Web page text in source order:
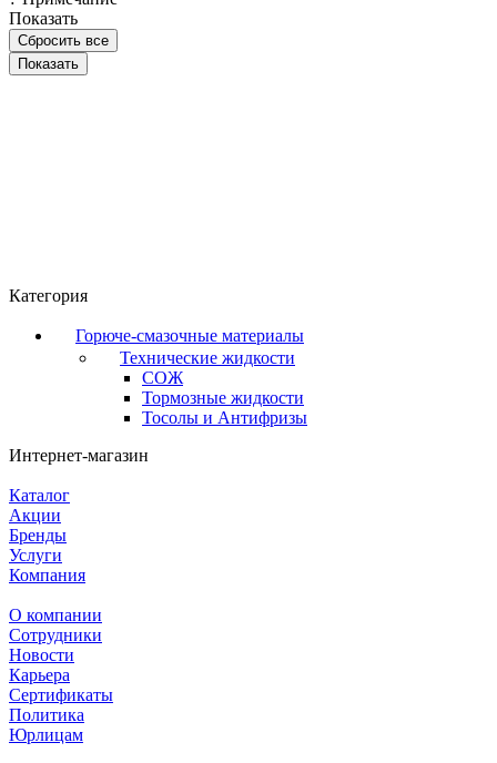
Показать
Сбросить все
Категория
Горюче-смазочные материалы
Технические жидкости
СОЖ
Тормозные жидкости
Тосолы и Антифризы
Интернет-магазин
Каталог
Акции
Бренды
Услуги
Компания
О компании
Сотрудники
Новости
Карьера
Сертификаты
Политика
Юрлицам